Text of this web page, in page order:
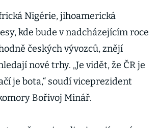
Nigérie, jihoamerická
kde bude v nadcházejícím roce
českých vývozců, znějí
nové trhy. „Je vidět, že ČR je
je bota,“ soudí viceprezident
Bořivoj Minář.